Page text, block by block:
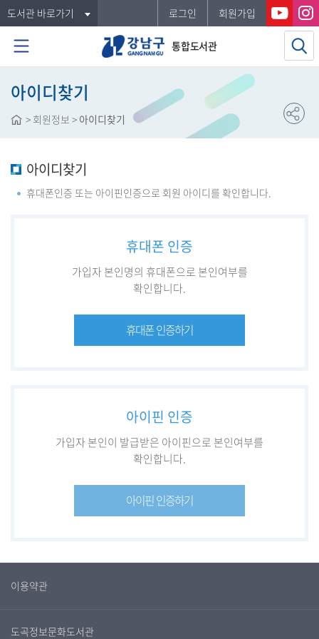
도서관 바로가기 로그인 회원가입
통합도서관
아이디찾기
> 회원정보 > 아이디찾기
아이디찾기
휴대폰인증 또는 아이핀인증으로 회원 아이디를 확인합니다.
휴대폰 인증
가입자 본인명의 휴대폰으로 본인여부를
확인합니다.
휴대폰 인증하기
아이핀 인증
가입자 본인이 발급받은 아이핀으로 본인여부를
확인합니다.
아이핀 인증하기
이용약관
도곡정보문화도서관